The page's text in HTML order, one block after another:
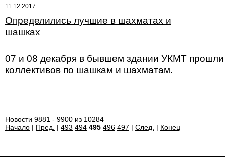
11.12.2017
Определились лучшие в шахматах и
шашках
07 и 08 декабря в бывшем здании УКМТ
коллективов по шашкам и шахматам.
Новости 9881 - 9900 из 10284
Начало | Пред. | 493 494 495 496 497 | След. | Конец